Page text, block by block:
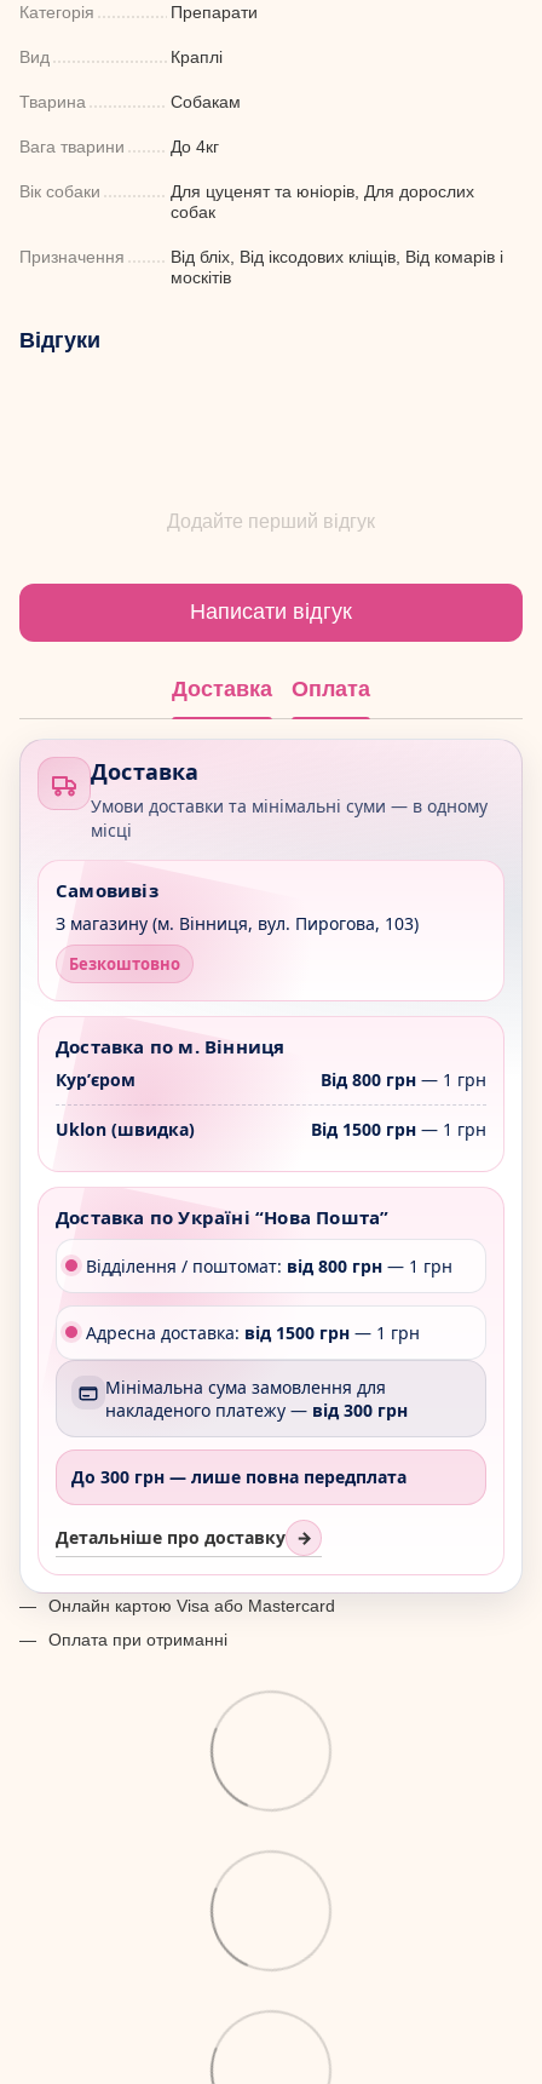
Категорія Препарати
Вид Краплі
Тварина Собакам
Вага тварини До 4кг
Вік собаки
Для цуценят та юніорів, Для дорослих
собак
Призначення
Від бліх, Від іксодових кліщів, Від комарів і
москітів
Відгуки
Додайте перший відгук
Написати відгук
Доставка Оплата
Доставка
Умови доставки та мінімальні суми — в одному
місці
Самовивіз
З магазину (м. Вінниця, вул. Пирогова, 103)
Безкоштовно
Доставка по м. Вінниця
Курʼєром Від 800 грн— 1 грн
Uklon (швидка) Від 1500 грн— 1 грн
Доставка по Україні “Нова Пошта”
Відділення / поштомат: від 800 грн — 1 грн
Адресна доставка: від 1500 грн — 1 грн
Мінімальна сума замовлення для
накладеного платежу — від 300 грн
До 300 грн — лише повна передплата
Детальніше про доставку →
Онлайн картою Visa або Mastercard
Оплата при отриманні